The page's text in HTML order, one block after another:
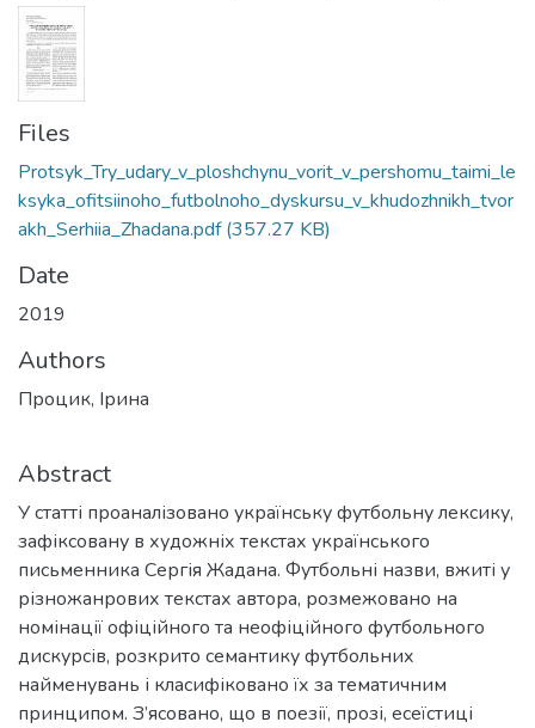
Files
Protsyk_Try_udary_v_ploshchynu_vorit_v_pershomu_taimi_le
ksyka_ofitsiinoho_futbolnoho_dyskursu_v_khudozhnikh_tvor
akh_Serhiia_Zhadana.pdf(357.27 KB)
Date
2019
Authors
Процик, Ірина
Abstract
У статті проаналізовано українську футбольну лексику,
зафіксовану в художніх текстах українського
письменника Сергія Жадана. Футбольні назви, вжиті у
різножанрових текстах ав­тора, розмежовано на
номінації офіційного та неофіційного футбольного
дискурсів, розкрито семантику футбольних
найменувань і класифіковано їх за тематичним
принципом. З’ясовано, що в поезії, прозі, есеїстиці